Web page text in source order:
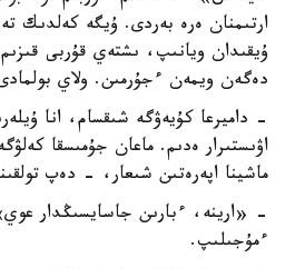
ارتىمنان ەرە بەردى. ۇيگە كەلدىك
ۇيقىدان ويانىپ، ىشتەي قۇربى قىزىم
دەگەن ويمەن ءجۇرمىن. ولاي
- داميرعا كۇيەۋگە شىقسام، انا
اۋىستىرار ەدىم. ماعان جۇمىسقا
ماشينا اپەرەتىن شىعار، - دەپ
- «ارينە، ءبارىن جاسايسىڭدار
ءمۇجىلىپ.